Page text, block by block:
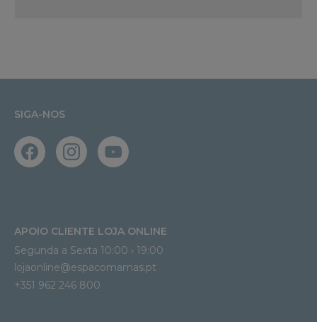
SIGA-NOS
APOIO CLIENTE LOJA ONLINE
Segunda a Sexta 10:00 › 19:00
lojaonline@espacomamas.pt
+351 962 246 800